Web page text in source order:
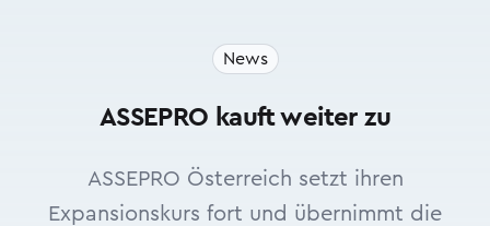
News
ASSEPRO kauft weiter zu
ASSEPRO Österreich setzt ihren
Expansionskurs fort und übernimmt die